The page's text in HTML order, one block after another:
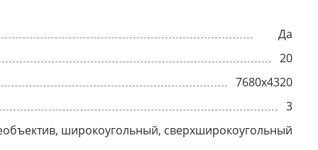
Да
20
7680x4320
3
широкоугольный, сверхширокоугольный